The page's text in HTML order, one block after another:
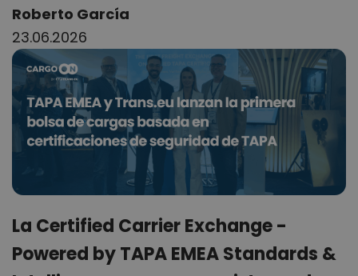
Author:
Roberto García
23.06.2026
La Certified Carrier Exchange -
Powered by TAPA EMEA Standards &